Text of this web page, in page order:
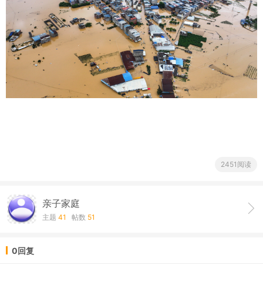
2451阅读
亲子家庭
主题 41 帖数 51
0回复